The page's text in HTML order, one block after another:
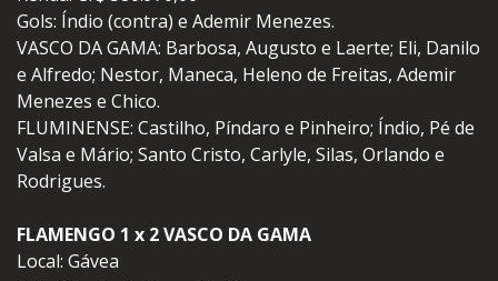
Gols: Índio (contra) e Ademir Menezes.
VASCO DA GAMA: Barbosa, Augusto e Laerte; Eli, Danilo
e Alfredo; Nestor, Maneca, Heleno de Freitas, Ademir
Menezes e Chico.
FLUMINENSE: Castilho, Píndaro e Pinheiro; Índio, Pé de
Valsa e Mário; Santo Cristo, Carlyle, Silas, Orlando e
Rodrigues.
FLAMENGO 1 x 2 VASCO DA GAMA
Local: Gávea